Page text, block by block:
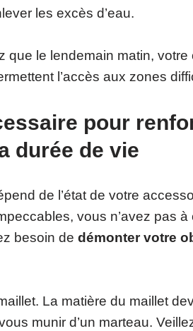
les excès d’eau.
que le lendemain matin, votre
l’accès aux zones
pour
durée de vie
de l’état de votre
vous n’avez pas
besoin de démonter votre
La matière du maillet
munir d’un marteau.